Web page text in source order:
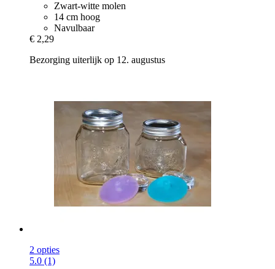
Zwart-witte molen
14 cm hoog
Navulbaar
€ 2,29
Bezorging uiterlijk op 12. augustus
2 opties
5.0 (1)